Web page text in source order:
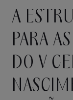
A
PARA
DO V